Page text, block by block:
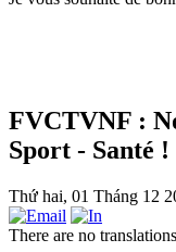
FVCTVNF :
Sport - Santé !
Thứ hai, 01 Tháng 12
There are no